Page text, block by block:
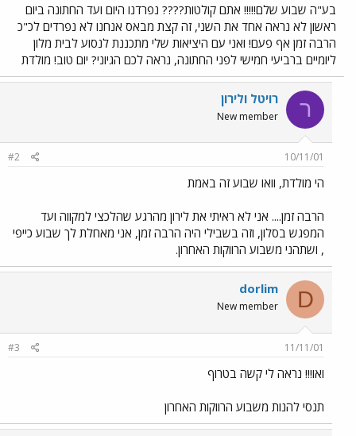
בע"ה שבוע שלם!!!!! אתם קולטות???? נפרדנו היום ועד החתונה ביום
ראשון לא נראה אחד את השני, זה קצת מבאס אנחנו לא נפרדים לכ"כ
הרבה זמן אף פעם! ואני עם היציאות שלי מתכננת לנסוע לבית מלון
ליומיים ברביעי חמישי לפני החתונה, נראה לכם הגיוני? יום טוב! מולדת
ר רויטל ולירון
New member
10/11/01
#2
הי מולדת, וואו שבוע זה באמת
הרבה זמן.... אני לא ראיתי את לירון מהרגע שהלכצי למקווה ועד
המפגש בסלון, וזה בשבילי היה הרבה זמן, אני מאחלת לך שבוע כייפי
, ושתהני משבוע הרווקות האחרון.
D
dorlim
New member
11/11/01
#3
ואו!!! נראה לי קשה בטרוף
תנסי להנות משבוע הרווקות האחרון